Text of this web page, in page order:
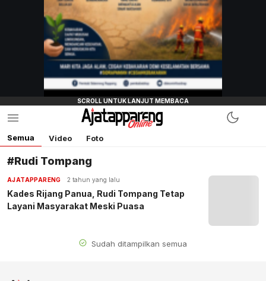
Semua Video Foto
#Rudi Tompang
AJATAPPARENG 2 tahun yang lalu
Kades Rijang Panua, Rudi Tompang Tetap
Layani Masyarakat Meski Puasa
Sudah ditampilkan semua